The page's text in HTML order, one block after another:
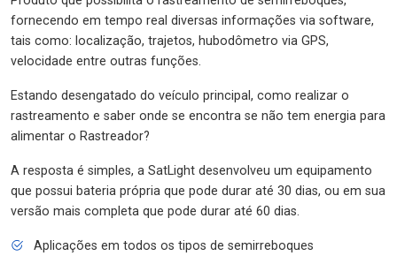
fornecendo em tempo real diversas informações via software,
tais como: localização, trajetos, hubodômetro via GPS,
velocidade entre outras funções.
Estando desengatado do veículo principal, como realizar o
rastreamento e saber onde se encontra se não tem energia para
alimentar o Rastreador?
A resposta é simples, a SatLight desenvolveu um equipamento
que possui bateria própria que pode durar até 30 dias, ou em sua
versão mais completa que pode durar até 60 dias.
Aplicações em todos os tipos de semirreboques